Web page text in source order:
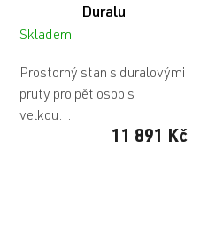
Duralu
Skladem
11 891 Kč
Prostorný stan s duralovými
pruty pro pět osob s
velkou...